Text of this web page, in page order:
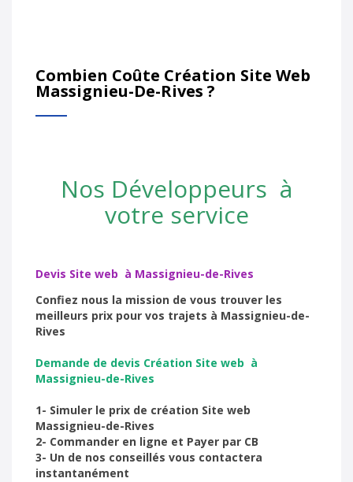
Combien Coûte Création Site Web
Massignieu-De-Rives ?
Nos Développeurs à
votre service
Devis Site web à Massignieu-de-Rives
Confiez nous la mission de vous trouver les
meilleurs prix pour vos trajets à Massignieu-de-
Rives
Demande de devis Création Site web à
Massignieu-de-Rives
1- Simuler le prix de création Site web
Massignieu-de-Rives
2- Commander en ligne et Payer par CB
3- Un de nos conseillés vous contactera
instantanément